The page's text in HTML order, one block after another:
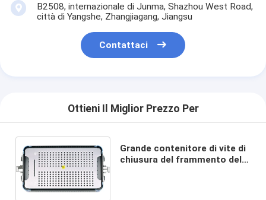
B2508, internazionale di Junma, Shazhou West Road,
città di Yangshe, Zhangjiagang, Jiangsu
Contattaci
Ottieni Il Miglior Prezzo Per
Grande contenitore di vite di
chiusura del frammento del